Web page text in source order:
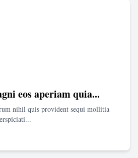
eos aperiam quia...
nihil quis provident sequi mollitia